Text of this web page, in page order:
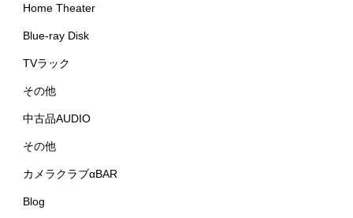
Home Theater
Blue-ray Disk
TVラック
その他
中古品AUDIO
その他
カメラクラブαBAR
Blog